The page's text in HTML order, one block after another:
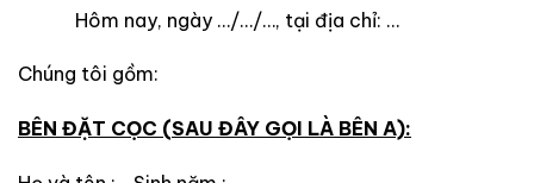
Hôm nay, ngày …/…/…, tại địa chỉ: …
Chúng tôi gồm:
BÊN ĐẶT CỌC (SAU ĐÂY GỌI LÀ BÊN A):